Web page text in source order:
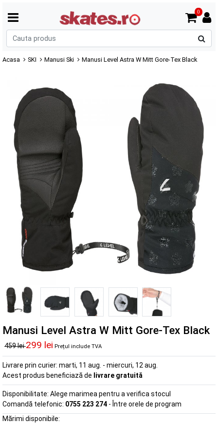
0
Acasa SKI Manusi Ski Manusi Level Astra W Mitt Gore-Tex Black
Manusi Level Astra W Mitt Gore-Tex Black
459 lei299 lei Prețul include TVA
Livrare prin curier: marti, 11 aug. - miercuri, 12 aug.
Acest produs beneficiază de livrare gratuită
Disponibilitate: Alege marimea pentru a verifica stocul
Comandă telefonic: 0755 223 274 - Între orele de program
Mărimi disponibile: